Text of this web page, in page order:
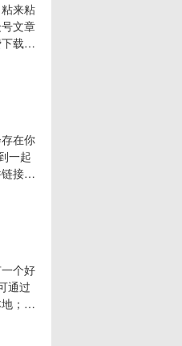
来粘
文章
载软
这
一
在你
一起
接：
的
索即
个好
通过
地；★
可
文